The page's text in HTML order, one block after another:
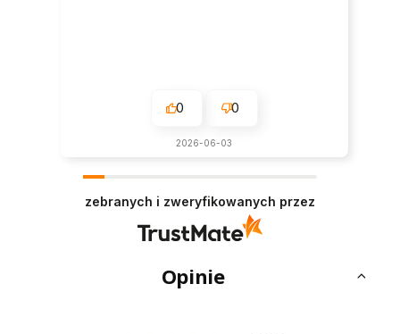
0 0
2026-06-03
zebranych i zweryfikowanych przez
Opinie